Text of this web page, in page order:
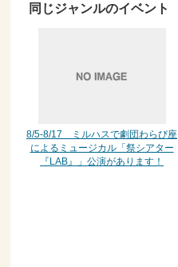
同じジャンルのイベント
8/5-8/17 ミルハスで劇団わらび座
によるミュージカル「祭シアター
『LAB』」公演があります！